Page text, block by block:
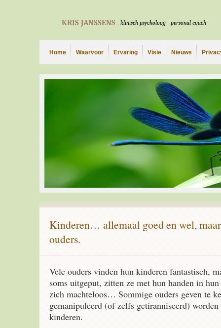
KRIS JANSSENS klinisch psycholoog - personal coach
Home Waarvoor Ervaring Visie Nieuws
Kinderen… allemaal goed en wel,
ouders.
Vele ouders vinden hun kinderen fantastisch,
soms uitgeput, zitten ze met hun handen in
zich machteloos… Sommige ouders geven te
gemanipuleerd (of zelfs getiranniseerd)
kinderen.